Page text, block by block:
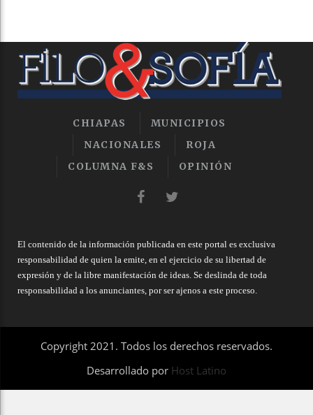
CHIAPAS
MUNICIPIOS
NACIONALES
ROJA
COLUMNA F&S
OPINIÓN
El contenido de la información publicada en este portal es exclusiva
responsabilidad de quien la emite, en el ejercicio de su libertad de
expresión y de la libre manifestación de ideas. Se deslinda de toda
responsabilidad a los anunciantes, por ser ajenos a este proceso.
Copyright 2021. Todos los derechos reservados.
Desarrollado por Host Latino